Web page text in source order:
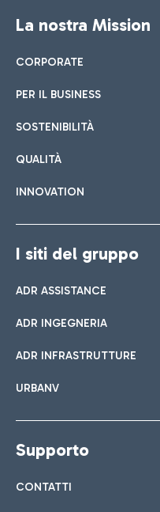
La nostra Mission
CORPORATE
PER IL BUSINESS
SOSTENIBILITÀ
QUALITÀ
INNOVATION
I siti del gruppo
ADR ASSISTANCE
ADR INGEGNERIA
ADR INFRASTRUTTURE
URBANV
Supporto
CONTATTI